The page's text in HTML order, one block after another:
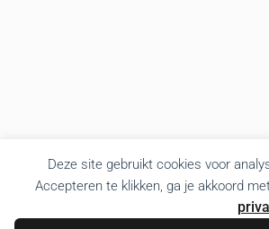
Deze site gebruikt cookies voor
Accepteren te klikken, ga je akkoord